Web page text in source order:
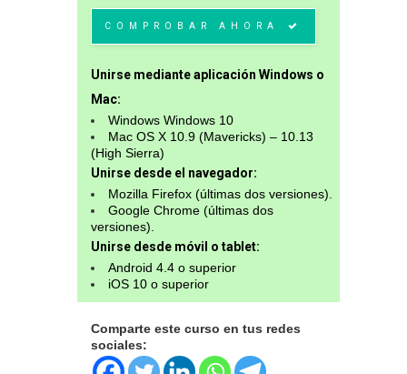
COMPROBAR AHORA
Unirse mediante aplicación Windows o
Mac:
Windows Windows 10
Mac OS X 10.9 (Mavericks) – 10.13
(High Sierra)
Unirse desde el navegador:
Mozilla Firefox (últimas dos versiones).
Google Chrome (últimas dos
versiones).
Unirse desde móvil o tablet:
Android 4.4 o superior
iOS 10 o superior
Comparte este curso en tus redes
sociales: